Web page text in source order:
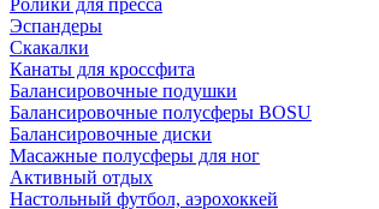
Ролики для пресса
Эспандеры
Скакалки
Канаты для кроссфита
Балансировочные подушки
Балансировочные полусферы BOSU
Балансировочные диски
Масажные полусферы для ног
Активный отдых
Настольный футбол, аэрохоккей